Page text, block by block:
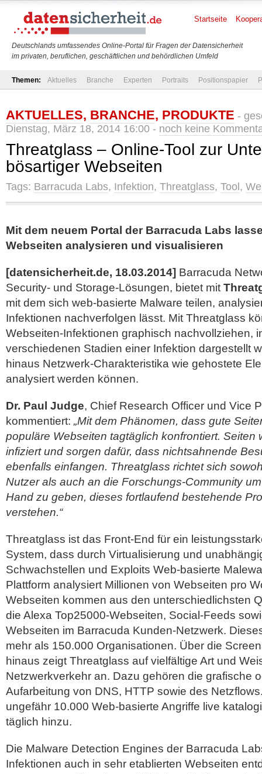
Deutschlands umfassendes Online-Portal für Fragen der Datensicherheit
im privaten, beruflichen, geschäftlichen und behördlichen Umfeld
Startseite
Themen: Aktuelles Branche Experten Portraits Positionspapier
AKTUELLES, BRANCHE, PRODUKTE -
Dienstag, März 18, 2014 16:00 - noch keine
Threatglass – Online-Tool zur
bösartiger Webseiten
Tags: Barracuda Labs, Infektion, Threatglass, Tool ,
Mit dem neuem Portal der Barracuda Labs
Webseiten analysieren und visualisieren
[datensicherheit.de, 18.03.2014] Barracuda
Security- und Storage-Lösungen, bietet mit
mit dem sich web-basierte Malware teilen,
Infektionen nachverfolgen lässt. Mit Threatglass
Webseiten-Infektionen graphisch nachvollziehen,
verschiedenen Stadien einer Infektion dargestellt
hinaus Netzwerk-Charakteristika wie gehostete
analysiert werden können.
Dr. Paul Judge, Chief Research Officer und Vice
kommentiert: „Mit dem Phänomen, dass gute
populäre Webseiten tagtäglich konfrontiert. Seiten
infiziert und sorgen dafür, dass nichtsahnende
ebenfalls einfangen. Threatglass richtet sich
Nutzer als auch an die Forschungs-Community
Hand zu geben, dieses fortlaufend bestehende
verstehen.“
Threatglass ist das Front-End für ein
System, dass durch Virtualisierung und
Schwachstellen und Exploits Web-basierte
Plattform analysiert Millionen von Webseiten pro
Webseiten kommen aus den unterschiedlichsten
die Alexa Top25000-Webseiten, Social-Feeds
Webseiten im Barracuda Kunden-Netzwerk.
mehr als 150.000 Organisationen. Über die
hinaus zeigt Threatglass auf vielfältige Art und
Netzwerkverkehr an. Dazu gehören die grafische
Aufarbeitung von DNS, HTTP sowie des
ungefähr 10.000 Web-basierte Angriffe live
täglich hinzu.
Die Malware Detection Engines der Barracuda
Infektionen auch in sehr etablierten Webseiten